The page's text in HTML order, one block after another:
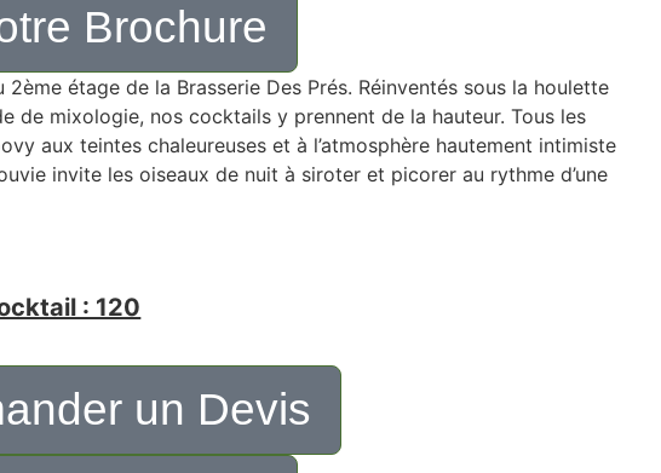
Brochure
étage de la Brasserie Des Prés. Réinventés sous la houlette
de mixologie, nos cocktails y prennent de la hauteur. Tous les
aux teintes chaleureuses et à l’atmosphère hautement intimiste
invite les oiseaux de nuit à siroter et picorer au rythme d’une
: 120
un Devis